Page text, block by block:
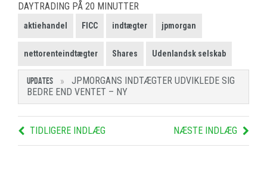
DAYTRADING PÅ 20 MINUTTER
aktiehandel FICC indtægter jpmorgan
nettorenteindtægter Shares Udenlandsk selskab
UPDATES
JPMORGANS INDTÆGTER UDVIKLEDE SIG
BEDRE END VENTET – NY
TIDLIGERE INDLÆG NÆSTE INDLÆG